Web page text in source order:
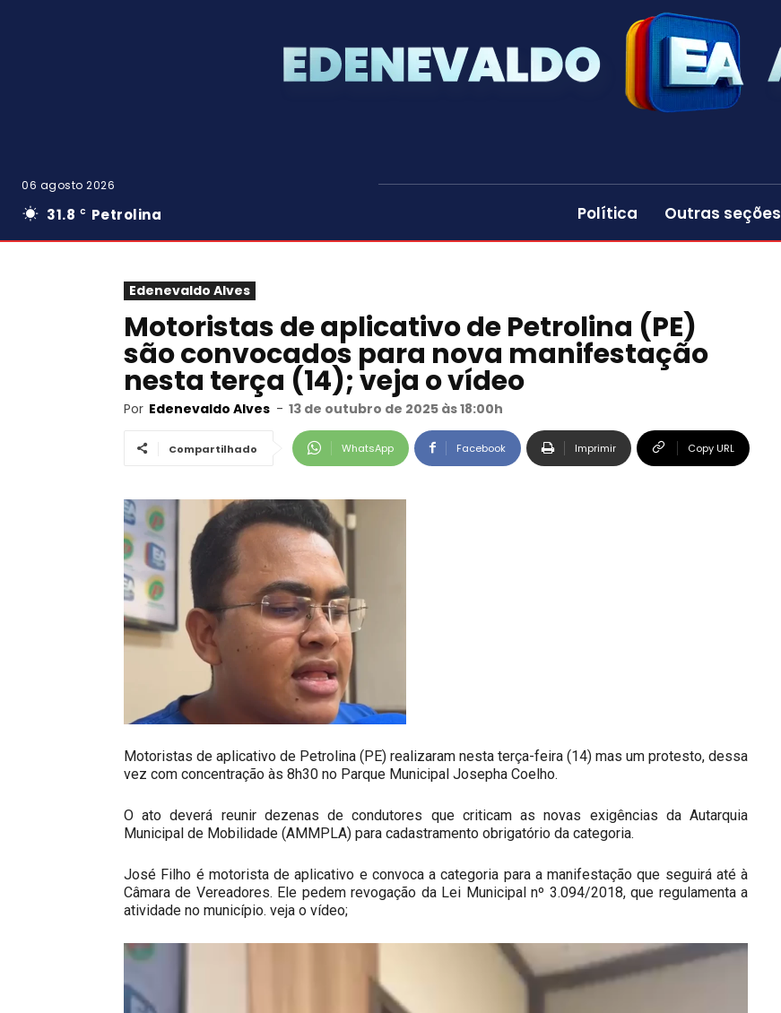
06 agosto 2026
31.8 C Petrolina Política Outras seções
Edenevaldo Alves
Motoristas de aplicativo de Petrolina (PE)
são convocados para nova manifestação
nesta terça (14); veja o vídeo
Por Edenevaldo Alves - 13 de outubro de 2025 às 18:00h
Compartilhado WhatsApp Facebook Imprimir Copy URL
Motoristas de aplicativo de Petrolina (PE) realizaram nesta terça-feira (14) mas um protesto, dessa
vez com concentração às 8h30 no Parque Municipal Josepha Coelho.
O ato deverá reunir dezenas de condutores que criticam as novas exigências da Autarquia
Municipal de Mobilidade (AMMPLA) para cadastramento obrigatório da categoria.
José Filho é motorista de aplicativo e convoca a categoria para a manifestação que seguirá até à
Câmara de Vereadores. Ele pedem revogação da Lei Municipal nº 3.094/2018, que regulamenta a
atividade no município. veja o vídeo;
Tocador
vídeo